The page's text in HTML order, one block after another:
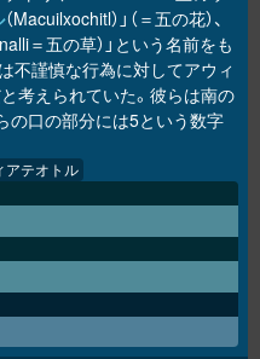
（Macuilxochitl）」（＝五の花）、
＝五の草）」という名前をも
不謹慎な行為に対してアウィ
考えられていた。彼らは南の
の口の部分には5という数字
アテオトル